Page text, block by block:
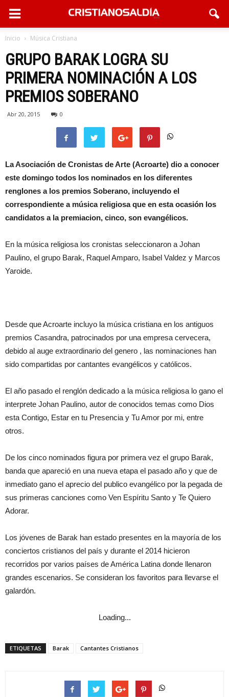
Inicio Música Cristiana
GRUPO BARAK LOGRA SU
PRIMERA NOMINACIÓN A LOS
PREMIOS SOBERANO
Abr 20, 2015 0
La Asociación de Cronistas de Arte (Acroarte) dio a conocer
este domingo todos los nominados en los diferentes
renglones a los premios Soberano, incluyendo el
correspondiente a música religiosa que en esta ocasión los
candidatos a la premiacion, cinco, son evangélicos.
En la música religiosa los cronistas seleccionaron a Johan
Paulino, el grupo Barak, Raquel Amparo, Isabel Valdez y Marcos
Yaroide.
Desde que Acroarte incluyo la música cristiana en los antiguos
premios Casandra, patrocinados por una empresa cervecera,
debido al auge extraordinario del genero , las nominaciones han
sido compartidas por cantantes evangélicos y católicos.
El año pasado el renglón dedicado a la música religiosa lo gano el
interprete Johan Paulino, autor de conocidos temas como Dios
esta Contigo, Estar en tu Presencia y Tu Amor por mi, entre
otros.
De los cinco nominados figura por primera vez el grupo Barak,
banda que apareció en una nueva etapa el pasado año y que de
inmediato gano el aprecio del publico evangélico por la pegada de
sus primeras canciones como Ven Espíritu Santo y Te Quiero
Adorar.
Los jóvenes de Barak han estado presentes en la mayoría de los
conciertos cristianos del país y durante el 2014 hicieron
recorridos por varios países de América Latina donde llenaron
grandes escenarios. Se consideran los favoritos para llevarse el
galardón.
Loading...
ETIQUETAS Barak Cantantes Cristianos